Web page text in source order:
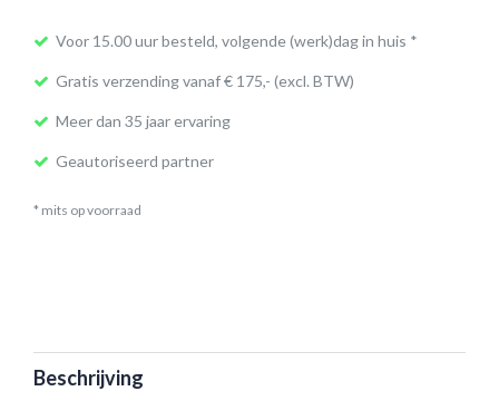
Voor 15.00 uur besteld, volgende (werk)dag in huis *
Gratis verzending vanaf € 175,- (excl. BTW)
Meer dan 35 jaar ervaring
Geautoriseerd partner
* mits op voorraad
Beschrijving